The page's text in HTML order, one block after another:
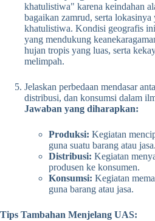
khatulistiwa" karena keindahan
bagaikan zamrud, serta
khatulistiwa. Kondisi geografis
yang mendukung
hujan tropis yang luas, serta
melimpah.
Jelaskan perbedaan mendasar
distribusi, dan konsumsi dalam
Jawaban yang diharapkan:
Produksi: Kegiatan
guna suatu barang atau jasa.
Distribusi: Kegiatan
produsen ke konsumen.
Konsumsi: Kegiatan
guna barang atau jasa.
Tips Tambahan Menjelang UAS: